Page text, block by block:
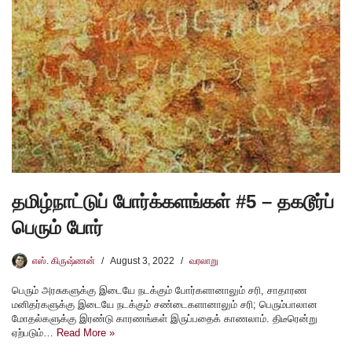
தமிழ்நாட்டுப் போர்க்களங்கள் #5 – தகடூர்ப்
பெரும் போர்
எஸ். கிருஷ்ணன் August 3, 2022 வரலாறு
பெரும் அரசுகளுக்கு இடையே நடக்கும் போர்களானாலும் சரி, சாதாரண
மனிதர்களுக்கு இடையே நடக்கும் சண்டைகளானாலும் சரி; பெரும்பாலான
மோதல்களுக்கு இரண்டு காரணங்கள் இருப்பதைக் காணலாம். திடீரென்று
ஏற்படும்… Read More »